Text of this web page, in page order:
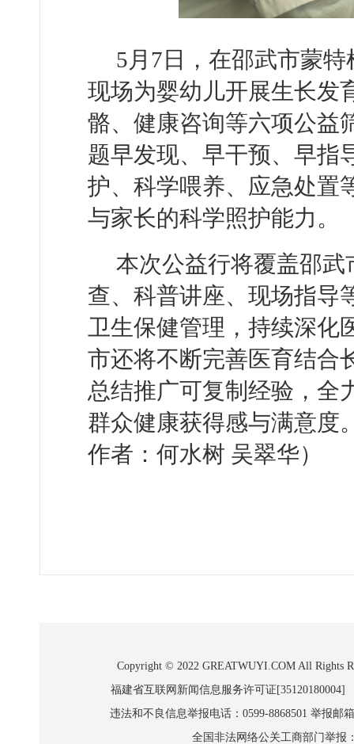
5月7日，在邵武市蒙
现场为婴幼儿开展生长发
骼、健康咨询等六项公益
题早发现、早干预、早指
护、科学喂养、应急处置
与家长的科学照护能力。
本次公益行将覆盖邵
查、科普讲座、现场指导
卫生保健管理，持续深化
市还将不断完善医育结合
总结推广可复制经验，全
群众健康获得感与满意度
作者：何水树 吴翠华）
Copyright © 2022 GREATWUYI.COM All Rights
福建省互联网新闻信息服务许可证
违法和不良信息举报电话：0599-8868501 举报邮
全国非法网络公关工商部门举报